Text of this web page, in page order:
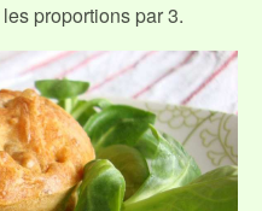
proportions par 3.